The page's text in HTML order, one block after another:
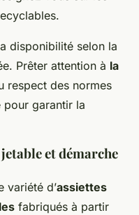
disponibilité selon la
Prêter attention à la
respect des normes
pour garantir la
et démarche
variété d’assiettes
fabriqués à partir